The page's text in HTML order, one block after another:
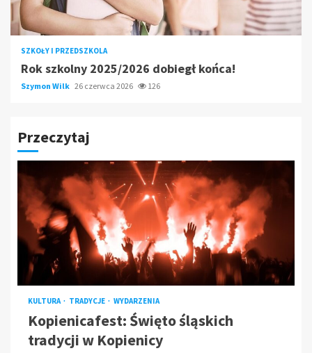
SZKOŁY I PRZEDSZKOLA
Rok szkolny 2025/2026 dobiegł końca!
Szymon Wilk 26 czerwca 2026 126
Przeczytaj
KULTURA TRADYCJE WYDARZENIA
Kopienicafest: Święto śląskich
tradycji w Kopienicy